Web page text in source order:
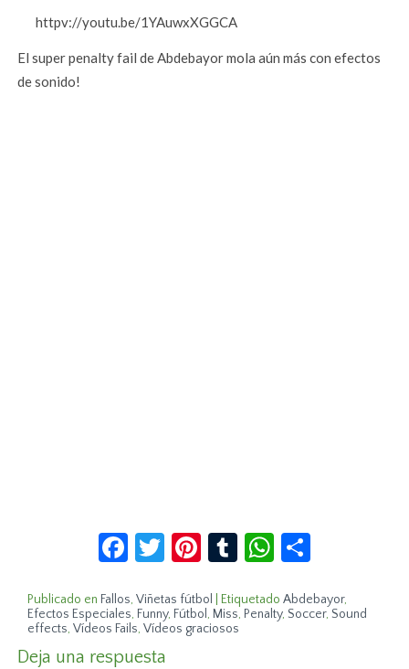
httpv://youtu.be/1YAuwxXGGCA
El super penalty fail de Abdebayor mola aún más con efectos
de sonido!
Facebook
Twitter
Pinterest
TumblrWhatsApp
Publicado en Fallos,Viñetas fútbol Etiquetado Abdebayor,
Efectos Especiales, Funny, Fútbol, Miss, Penalty, Soccer, Sound
effects,Vídeos Fails,Vídeos graciosos
Deja una respuesta